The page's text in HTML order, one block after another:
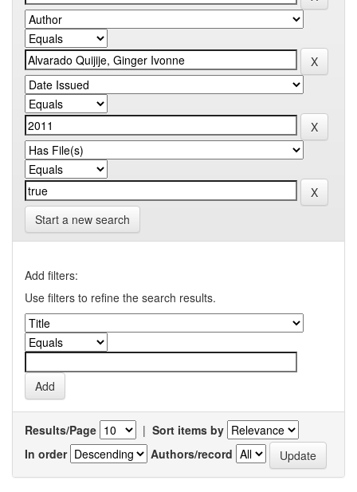
Start a new search
Add filters:
Use filters to refine the search results.
Results/Page | Sort items by
In order
Authors/record